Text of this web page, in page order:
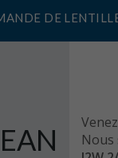
DE
Nous